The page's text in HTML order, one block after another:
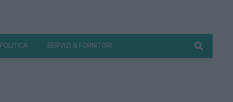
POLITICA SERVIZI & FORNITORI